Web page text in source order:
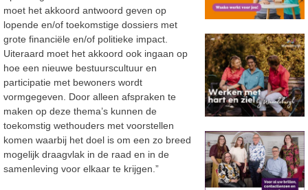
moet het akkoord antwoord geven op
lopende en/of toekomstige dossiers met
grote financiële en/of politieke impact.
Uiteraard moet het akkoord ook ingaan op
hoe een nieuwe bestuurscultuur en
participatie met bewoners wordt
vormgegeven. Door alleen afspraken te
maken op deze thema’s kunnen de
toekomstig wethouders met voorstellen
komen waarbij het doel is om een zo breed
mogelijk draagvlak in de raad en in de
samenleving voor elkaar te krijgen.”